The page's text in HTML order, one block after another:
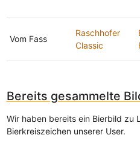
Vom Fass
Raschhofer
Classic
Bereits gesammelte
Wir haben bereits ein Bierbild zu
Bierkreiszeichen unserer User.